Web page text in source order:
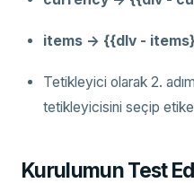
items -> {{dlv -
Tetikleyici olarak 2.
tetikleyicisini seçip
Kurulumun Test